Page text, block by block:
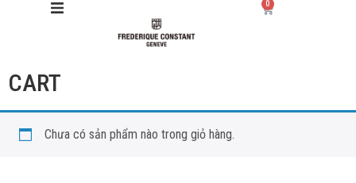
Giới thiệu
0
CART
Chưa có sản phẩm nào trong giỏ hàng.